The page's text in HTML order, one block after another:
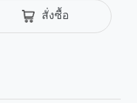
สั่งซื้อ